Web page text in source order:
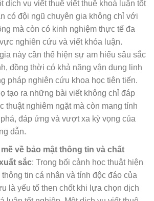
dịch vụ viết thuê viết thuê khoá luận tốt
có đội ngũ chuyên gia không chỉ với
mà còn có kinh nghiệm thực tế đa
nghiên cứu và viết khóa luận.
này cần thể hiện sự am hiểu sâu sắc
đồng thời có khả năng vận dụng linh
pháp nghiên cứu khoa học tiên tiến.
tạo ra những bài viết không chỉ đáp
thuật nghiêm ngặt mà còn mang tính
đáp ứng và vượt xa kỳ vọng của
dẫn.
về bảo mật thông tin và chất
sắc: Trong bối cảnh học thuật hiện
tin cá nhân và tính độc đáo của
là yếu tố then chốt khi lựa chọn dịch